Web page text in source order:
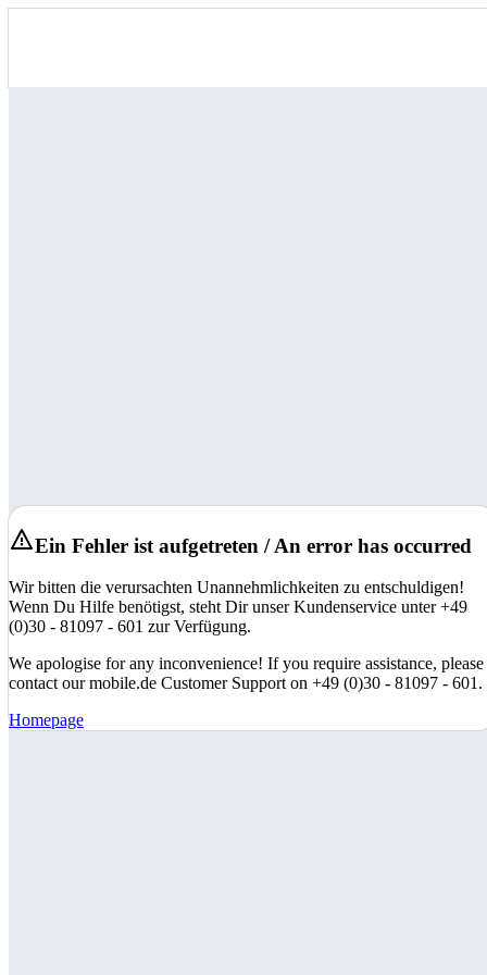
Ein Fehler ist aufgetreten / An error has occurred
Wir bitten die verursachten Unannehmlichkeiten zu entschuldigen!
Wenn Du Hilfe benötigst, steht Dir unser Kundenservice unter +49
(0)30 - 81097 - 601 zur Verfügung.
We apologise for any inconvenience! If you require assistance, please
contact our mobile.de Customer Support on +49 (0)30 - 81097 - 601.
Homepage